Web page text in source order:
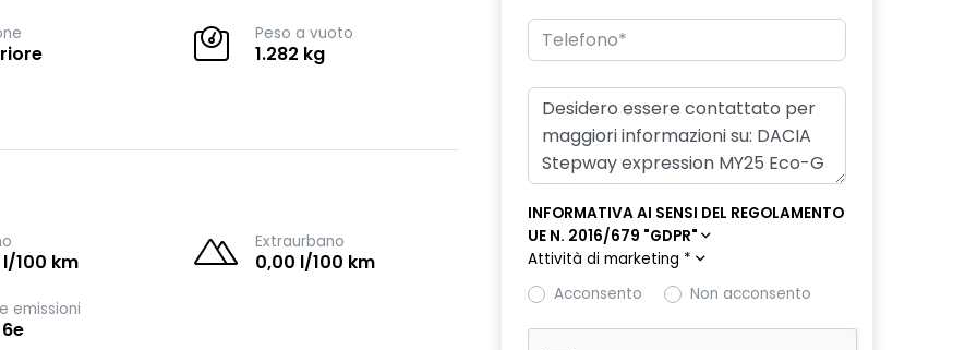
Peso a vuoto
1.282 kg
100 km
Extraurbano
0,00 l/100 km
emissioni
INFORMATIVA AI SENSI DEL REGOLAMENTO
UE N. 2016/679 "GDPR"
Attività di marketing *
Acconsento
Non acconsento